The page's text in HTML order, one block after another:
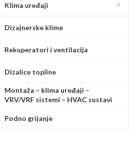
Klima uređaji
Dizajnerske klime
Rekuperatori i ventilacija
Dizalice topline
Montaža – klima uređaji –
VRV/VRF sistemi – HVAC sustavi
Podno grijanje